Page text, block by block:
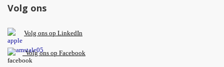
Volg ons
Volg ons op LinkedIn
Volg ons op Facebook